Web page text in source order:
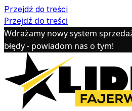
Przejdź do treści
Przejdź do treści
Wdrażamy nowy system
błędy - powiadom nas o tym!